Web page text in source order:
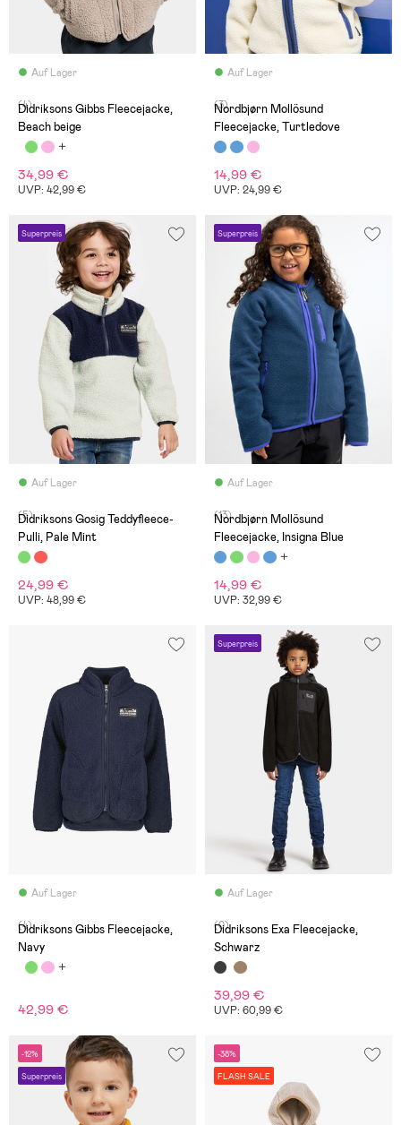
Auf Lager
(4)
Didriksons Gibbs Fleecejacke,
Beach beige
34,99 €
UVP: 42,99 €
Auf Lager
(3)
Nordbjørn Mollösund
Fleecejacke, Turtledove
14,99 €
UVP: 24,99 €
Superpreis
Auf Lager
(5)
Didriksons Gosig Teddyfleece-
Pulli, Pale Mint
24,99 €
UVP: 48,99 €
Superpreis
Auf Lager
(13)
Nordbjørn Mollösund
Fleecejacke, Insigna Blue
14,99 €
UVP: 32,99 €
Auf Lager
(4)
Didriksons Gibbs Fleecejacke,
Navy
42,99 €
Superpreis
Auf Lager
(0)
Didriksons Exa Fleecejacke,
Schwarz
39,99 €
UVP: 60,99 €
-12%
Superpreis
-38%
FLASH SALE